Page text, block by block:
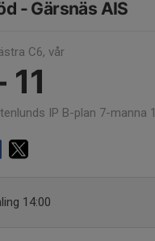
- Gärsnäs AIS
C6, vår
11
IP B-plan 7-manna 1
14:00